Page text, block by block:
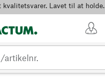
kvalitetsvarer. Lavet til at holde.